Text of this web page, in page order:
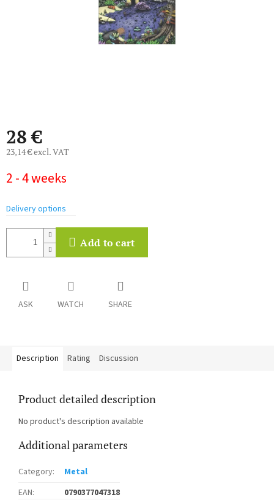
28 €
23,14 € excl. VAT
price:
2 - 4 weeks
Delivery options
Add to cart
ASK WATCH SHARE
Description Rating Discussion
Product detailed description
No product's description available
Additional parameters
Category:
Metal
EAN: 0790377047318